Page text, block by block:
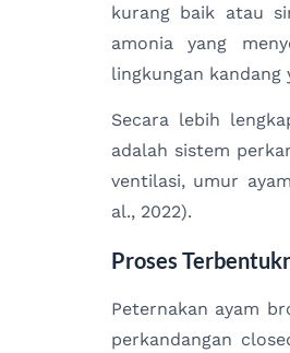
kurang baik atau
amonia yang
lingkungan kandang
Secara lebih
adalah sistem
ventilasi, umur
al., 2022).
Proses
Peternakan ayam
perkandangan